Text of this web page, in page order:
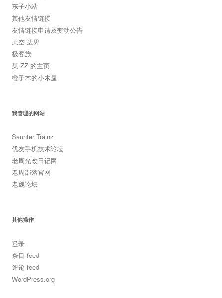
东子小站
其他友情链接
友情链接申请及变动公告
天空·边界
极客族
某 ZZ 的主页
橙子木的小木屋
我管理的网站
Saunter Trainz
优友手机技术论坛
老周光改日记网
老周部落官网
老魏论坛
其他操作
登录
条目 feed
评论 feed
WordPress.org